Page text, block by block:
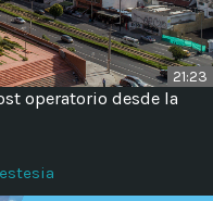
21:23
operatorio desde la